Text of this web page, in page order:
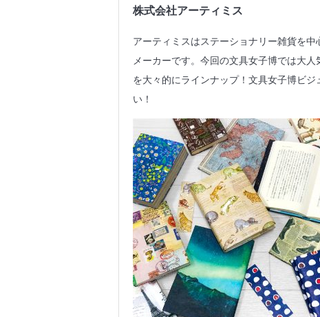
株式会社アーティミス
アーティミスはステーショナリー雑貨を
メーカーです。今回の文具女子博では大
を大々的にラインナップ！文具女子博ビ
い！